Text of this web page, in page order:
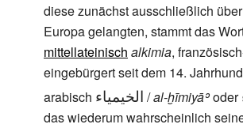
diese zunächst ausschließlich
Europa gelangten, stammt das
mittellateinisch alkimia,
eingebürgert seit dem 14.
arabisch الخيمياء /al-ḫīmiyāʾoder
das wiederum wahrscheinlich